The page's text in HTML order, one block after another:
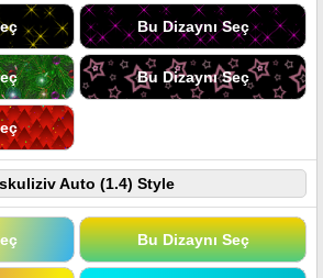
Bu Dizaynı Seç
Bu Dizaynı Seç
Auto (1.4) Style
Bu Dizaynı Seç